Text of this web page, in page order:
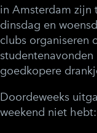
in Amsterdam zijn
dinsdag en
clubs organiseren
goedkopere
Doordeweeks
weekend niet hebt: